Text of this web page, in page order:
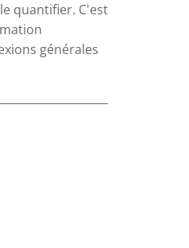
quantifier. C'est
générales